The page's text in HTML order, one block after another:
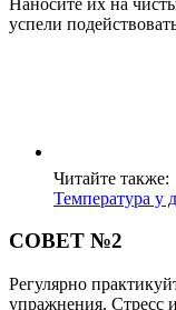
успели
Читайте также:
Температура у
СОВЕТ №2
Регулярно
упражнения. Стресс